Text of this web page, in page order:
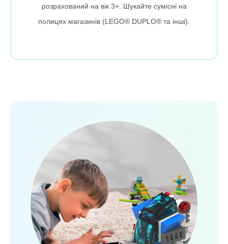
розрахований на вік 3+. Шукайте сумісні на
полицях магазинів (LEGO® DUPLO® та інші).